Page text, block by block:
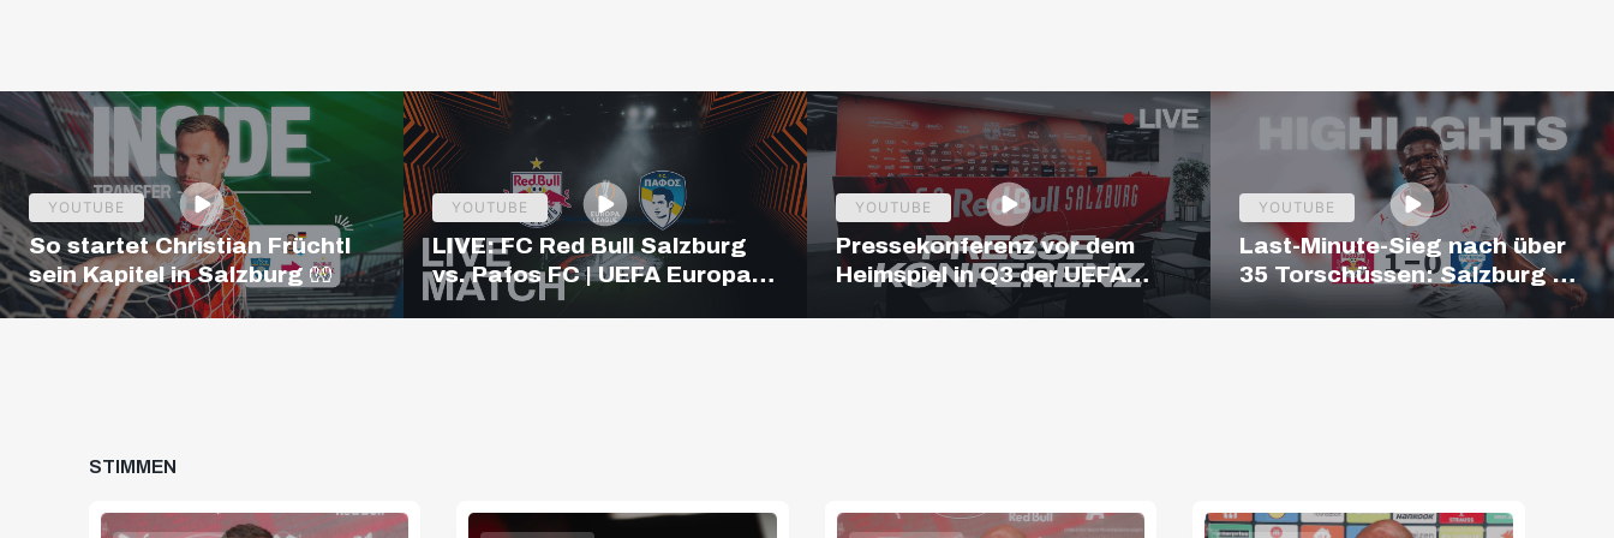
YOUTUBE
So startet Christian Früchtl
sein Kapitel in Salzburg 🧤
YOUTUBE
LIVE: FC Red Bull Salzburg
vs. Pafos FC | UEFA Europa
League Qualifiers | 19:00
YOUTUBE
Pressekonferenz vor dem
Heimspiel in Q3 der UEFA
YOUTUBE
Last-Minute-Sieg nach über
35 Torschüssen: Salzburg –
Hartberg | Highlights |
STIMMEN